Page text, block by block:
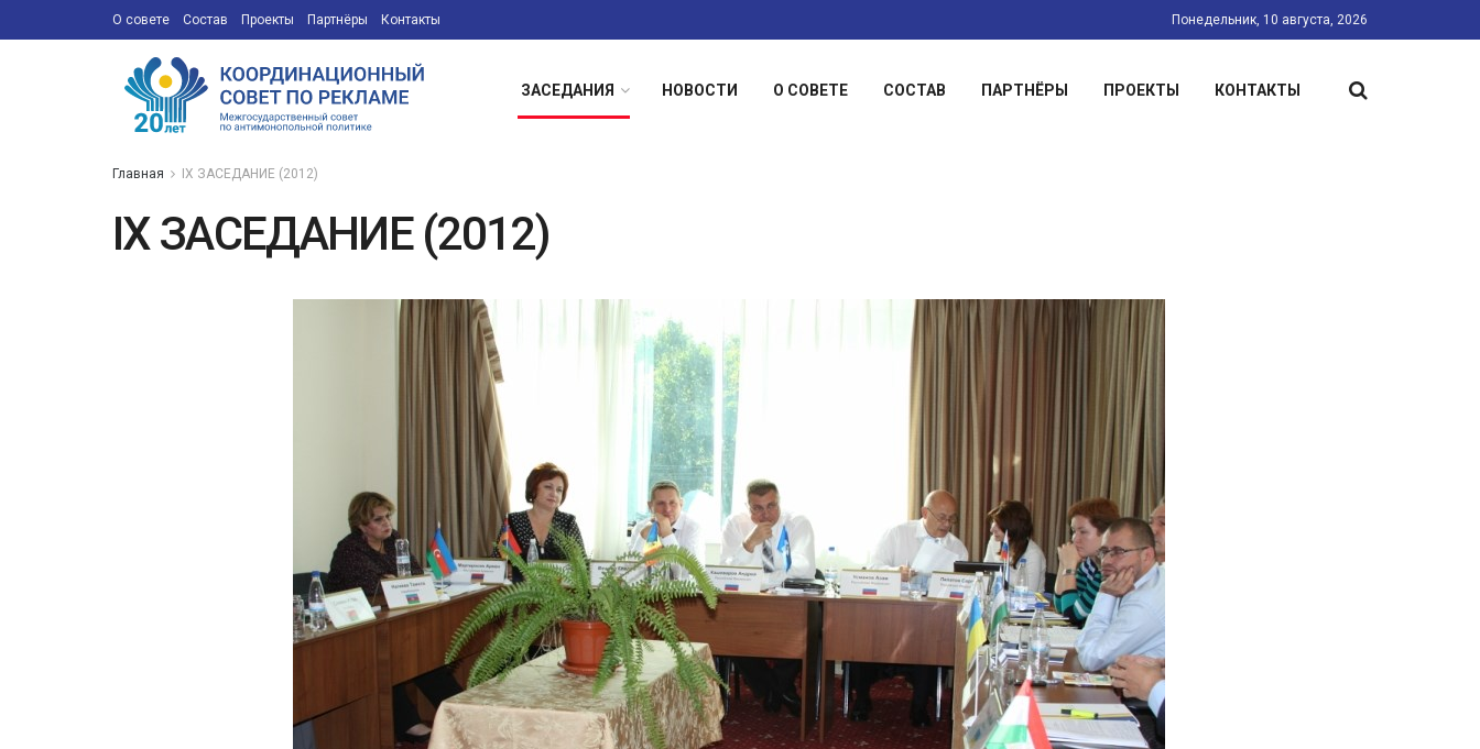
О совете Состав Проекты Партнёры Контакты Понедельник, 10 августа, 2026
ЗАСЕДАНИЯ НОВОСТИ О СОВЕТЕ СОСТАВ ПАРТНЁРЫ ПРОЕКТЫ КОНТАКТЫ
Главная IX ЗАСЕДАНИЕ (2012)
IX ЗАСЕДАНИЕ (2012)